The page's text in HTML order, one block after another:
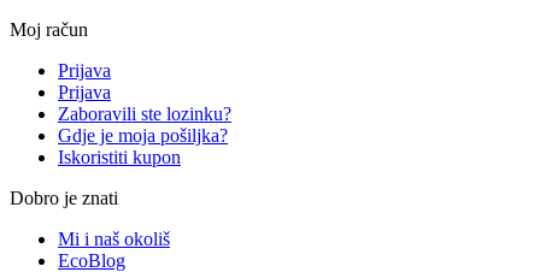
Moj račun
Prijava
Prijava
Zaboravili ste lozinku?
Gdje je moja pošiljka?
Iskoristiti kupon
Dobro je znati
Mi i naš okoliš
EcoBlog